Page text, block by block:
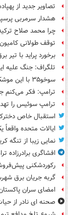
تصاویر جدید از
هشدار سرمربی
چرا محمد صلاح
توقف طولانی
برخورد پراید با تیر برق ۲ فوتی بر جای
تلگراف: جنگ علیه
سوخو۳۵ با این موشک‌ها به ناوهای‌جنگی حمله می‌کند
ترامپ: فکر می‌کنم
ترامپ سوئیس را
استقبال خاص دخترک
ایالات متحده
نمایی زیبا از تنگه
افشاگری
رکوردشکنی
گربه جریان برق
امضای سران
صحنه ای نادر از